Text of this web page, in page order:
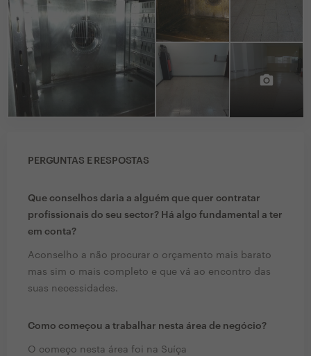
PERGUNTAS E RESPOSTAS
Que conselhos daria a alguém que quer contratar
profissionais do seu sector? Há algo fundamental a ter
em conta?
Aconselho a não procurar o orçamento mais barato
mas sim o mais completo e que vá ao encontro das
suas necessidades.
Como começou a trabalhar nesta área de negócio?
O começo nesta área foi na Suíça